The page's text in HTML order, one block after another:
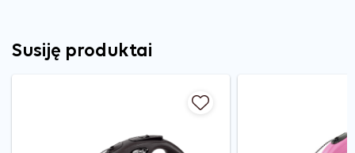
Susiję produktai